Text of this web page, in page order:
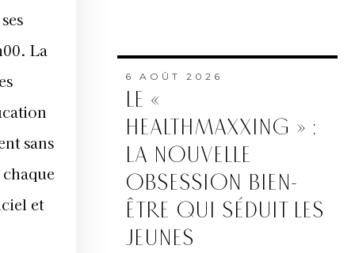
La
sans
et
6 AOÛT 2026
LE «
HEALTHMAXXING » :
LA NOUVELLE
OBSESSION BIEN-
ÊTRE QUI SÉDUIT LES
JEUNES